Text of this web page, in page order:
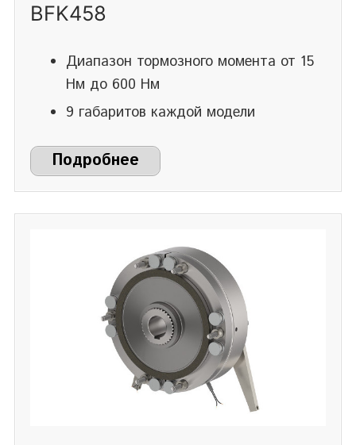
BFK458
Диапазон тормозного момента от 15
Нм до 600 Нм
9 габаритов каждой модели
Подробнее